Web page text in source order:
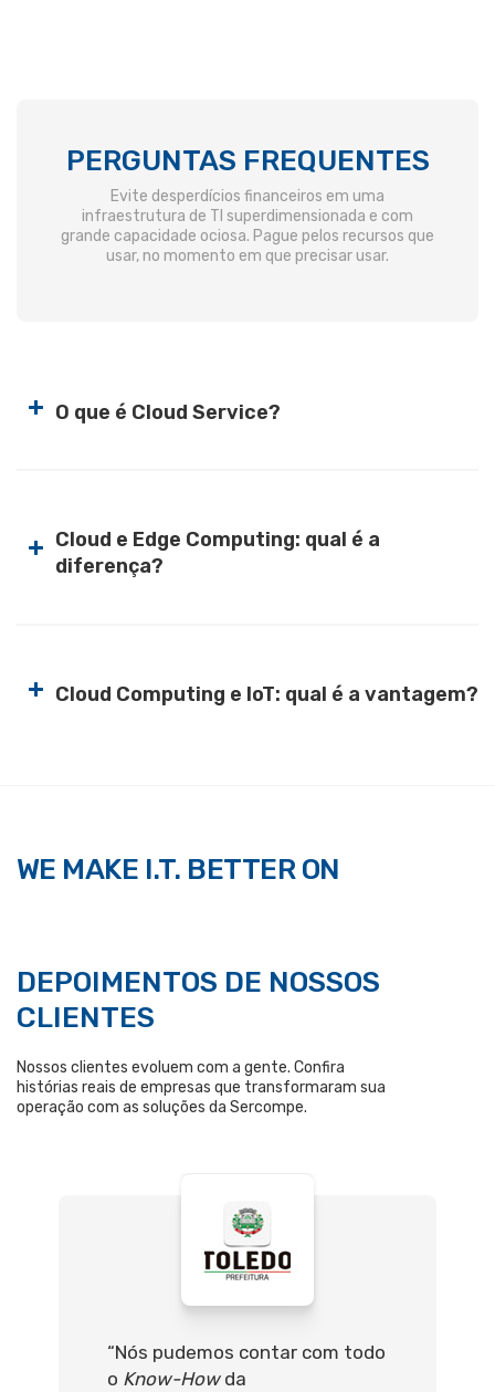
PERGUNTAS FREQUENTES
Evite desperdícios financeiros em uma
infraestrutura de TI superdimensionada e com
grande capacidade ociosa. Pague pelos recursos que
usar, no momento em que precisar usar.
+ O que é Cloud Service?
+ Cloud e Edge Computing: qual é a
diferença?
+ Cloud Computing e IoT: qual é a vantagem?
WE MAKE I.T. BETTER ON
DEPOIMENTOS DE NOSSOS
CLIENTES
Nossos clientes evoluem com a gente. Confira
histórias reais de empresas que transformaram sua
operação com as soluções da Sercompe.
“Nós pudemos contar com todo
o Know-How da